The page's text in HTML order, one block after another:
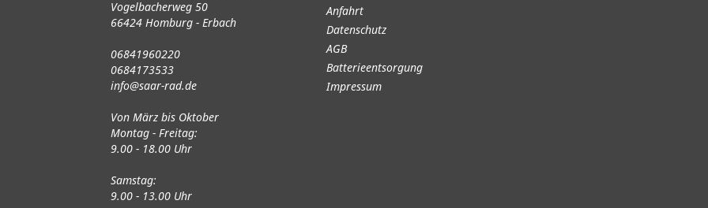
Vogelbacherweg 50
66424 Homburg - Erbach
06841960220
0684173533
info@saar-rad.de
Von März bis Oktober
Montag - Freitag:
9.00 - 18.00 Uhr
Samstag:
9.00 - 13.00 Uhr
Anfahrt
Datenschutz
AGB
Batterieentsorgung
Impressum